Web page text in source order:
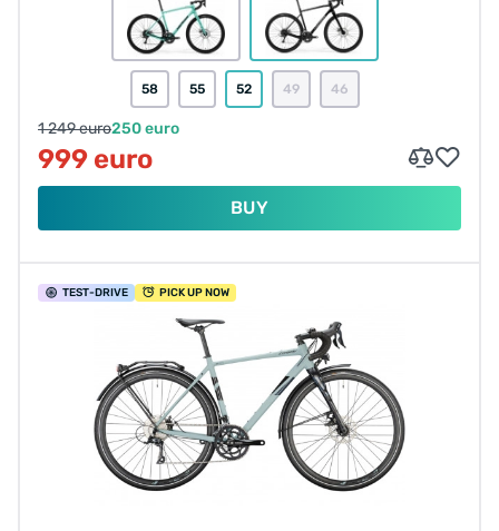
58 55 52 49 46
1 249 euro250 euro
999 euro
BUY
TEST-DRIVE PICK UP NOW